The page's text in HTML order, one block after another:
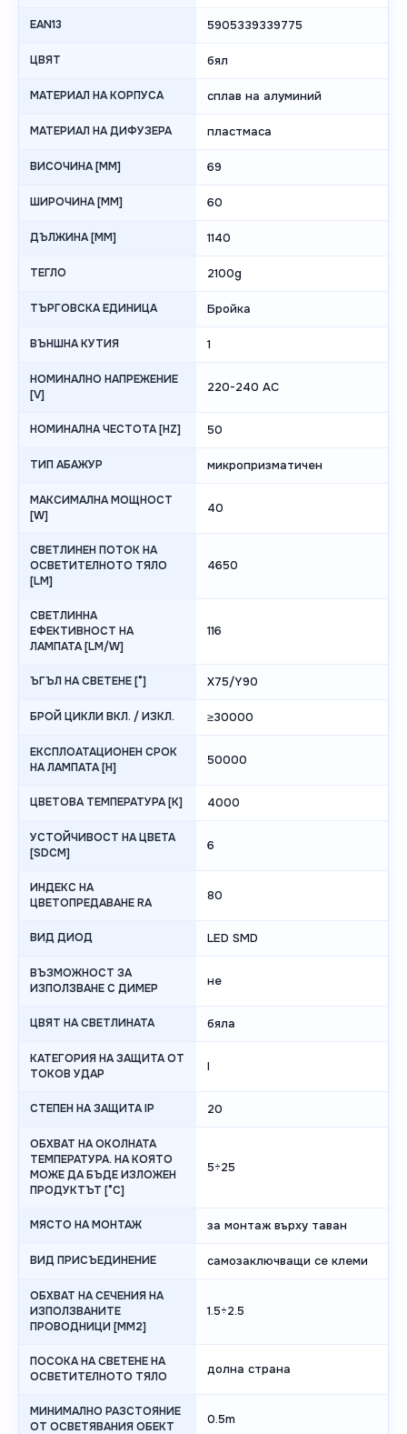
EAN13 5905339339775
ЦВЯТ бял
МАТЕРИАЛ НА КОРПУСА сплав на алуминий
МАТЕРИАЛ НА ДИФУЗЕРА пластмаса
ВИСОЧИНА [MM] 69
ШИРОЧИНА [MM] 60
ДЪЛЖИНА [MM] 1140
ТЕГЛО 2100g
ТЪРГОВСКА ЕДИНИЦА Бройка
ВЪНШНА КУТИЯ 1
НОМИНАЛНО НАПРЕЖЕНИЕ
[V]
220-240 AC
НОМИНАЛНА ЧЕСТОТА [HZ] 50
ТИП АБАЖУР микропризматичен
МАКСИМАЛНА МОЩНОСТ
[W]
40
СВЕТЛИНЕН ПОТОК НА
ОСВЕТИТЕЛНОТО ТЯЛО
[LM]
4650
СВЕТЛИННА
ЕФЕКТИВНОСТ НА
ЛАМПАТА [LM/W]
116
ЪГЪЛ НА СВЕТЕНЕ [°] X75/Y90
БРОЙ ЦИКЛИ ВКЛ. / ИЗКЛ. ≥30000
ЕКСПЛОАТАЦИОНЕН СРОК
НА ЛАМПАТА [H]
50000
ЦВЕТОВА ТЕМПЕРАТУРА [K] 4000
УСТОЙЧИВОСТ НА ЦВЕТА
[SDCM]
6
ИНДЕКС НА
ЦВЕТОПРЕДАВАНЕ RA
80
ВИД ДИОД LED SMD
ВЪЗМОЖНОСТ ЗА
ИЗПОЛЗВАНЕ С ДИМЕР
не
ЦВЯТ НА СВЕТЛИНАТА бяла
КАТЕГОРИЯ НА ЗАЩИТА ОТ
ТОКОВ УДАР
I
СТЕПЕН НА ЗАЩИТА IP 20
ОБХВАТ НА ОКОЛНАТА
ТЕМПЕРАТУРА. НА КОЯТО
МОЖЕ ДА БЪДЕ ИЗЛОЖЕН
ПРОДУКТЪТ [°C]
5÷25
МЯСТО НА МОНТАЖ за монтаж върху таван
ВИД ПРИСЪЕДИНЕНИЕ самозаключващи се клеми
ОБХВАТ НА СЕЧЕНИЯ НА
ИЗПОЛЗВАНИТЕ
ПРОВОДНИЦИ [MM2]
1.5÷2.5
ПОСОКА НА СВЕТЕНЕ НА
ОСВЕТИТЕЛНОТО ТЯЛО
долна страна
МИНИМАЛНО РАЗСТОЯНИЕ
ОТ ОСВЕТЯВАНИЯ ОБЕКТ
0.5m